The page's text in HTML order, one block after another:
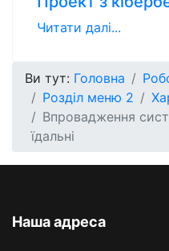
Читати далі...
Ви тут: Головна
Розділ меню 2
Впровадження
їдальні
Наша адреса